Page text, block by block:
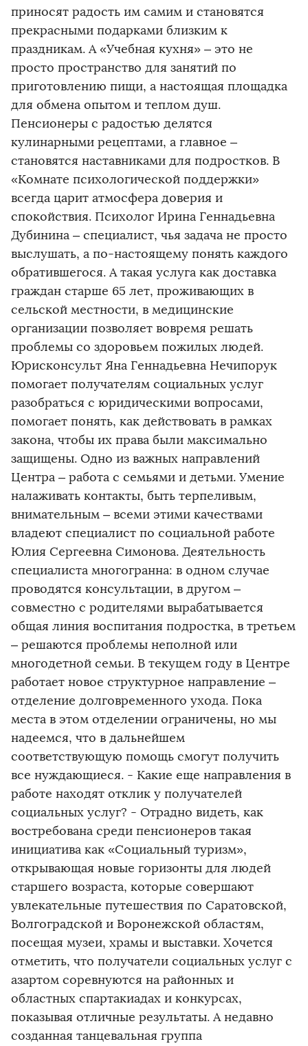
приносят радость им самим и становятся
прекрасными подарками близким к
праздникам. А «Учебная кухня» – это не
просто пространство для занятий по
приготовлению пищи, а настоящая площадка
для обмена опытом и теплом душ.
Пенсионеры с радостью делятся
кулинарными рецептами, а главное –
становятся наставниками для подростков. В
«Комнате психологической поддержки»
всегда царит атмосфера доверия и
спокойствия. Психолог Ирина Геннадьевна
Дубинина – специалист, чья задача не просто
выслушать, а по-настоящему понять каждого
обратившегося. А такая услуга как доставка
граждан старше 65 лет, проживающих в
сельской местности, в медицинские
организации позволяет вовремя решать
проблемы со здоровьем пожилых людей.
Юрисконсульт Яна Геннадьевна Нечипорук
помогает получателям социальных услуг
разобраться с юридическими вопросами,
помогает понять, как действовать в рамках
закона, чтобы их права были максимально
защищены. Одно из важных направлений
Центра – работа с семьями и детьми. Умение
налаживать контакты, быть терпеливым,
внимательным – всеми этими качествами
владеют специалист по социальной работе
Юлия Сергеевна Симонова. Деятельность
специалиста многогранна: в одном случае
проводятся консультации, в другом –
совместно с родителями вырабатывается
общая линия воспитания подростка, в третьем
– решаются проблемы неполной или
многодетной семьи. В текущем году в Центре
работает новое структурное направление –
отделение долговременного ухода. Пока
места в этом отделении ограничены, но мы
надеемся, что в дальнейшем
соответствующую помощь смогут получить
все нуждающиеся. - Какие еще направления в
работе находят отклик у получателей
социальных услуг? - Отрадно видеть, как
востребована среди пенсионеров такая
инициатива как «Социальный туризм»,
открывающая новые горизонты для людей
старшего возраста, которые совершают
увлекательные путешествия по Саратовской,
Волгоградской и Воронежской областям,
посещая музеи, храмы и выставки. Хочется
отметить, что получатели социальных услуг с
азартом соревнуются на районных и
областных спартакиадах и конкурсах,
показывая отличные результаты. А недавно
созданная танцевальная группа